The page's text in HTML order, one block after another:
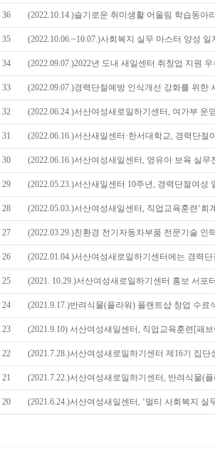
36 (2022.10.14.)슬기로운 취미생활 어울림 학습동아
35 (2022.10.06.~10.07.)사회복지 실무 마스터 양성 일
34 (2022.09.07.)2022년 도내 새일센터 취창업 지원 우
33 (2022.09.07.)경력단절예방 인식개선 강화를 위한
32 (2022.06.24.)서산여성새로일하기센터, 여가부 운
31 (2022.06.16.)서산새일센터·한서대학교, 경력단절
30 (2022.06.16.)서산여성새일센터, 영유아 보육 실무
29 (2022.05.23.)서산새일센터 10주년, 경력단절여성
28 (2022.05.03.)서산여성새일센터, 직업교육훈련‘회
27 (2022.03.29.)친환경 전기자동차부품 전문기술 인
26 (2022.01.04.)서산여성새로일하기센터에는 경력단
25 (2021. 10.29.)서산여성새로일하기센터 홍보 서포터
24 (2021.9.17.)반려식물(플라워) 플랜트샵 창업 수료
23 (2021.9.10) 서산여성새일센터, 직업교육훈련[패브
22 (2021.7.28.)서산여성새로일하기센터 제16기 집단
21 (2021.7.22.)서산여성새로일하기센터, 반려식물(플
20 (2021.6.24.)서산여성새일센터, ‘멀티 사회복지 실